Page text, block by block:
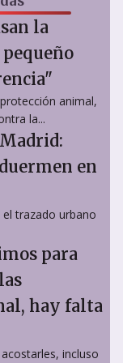
la
animal,
la...
en
el trazado urbano
para
hay falta
incluso